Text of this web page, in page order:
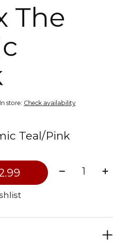
The
In store: Check availability
Teal/Pink
— $62.99 Quantity: